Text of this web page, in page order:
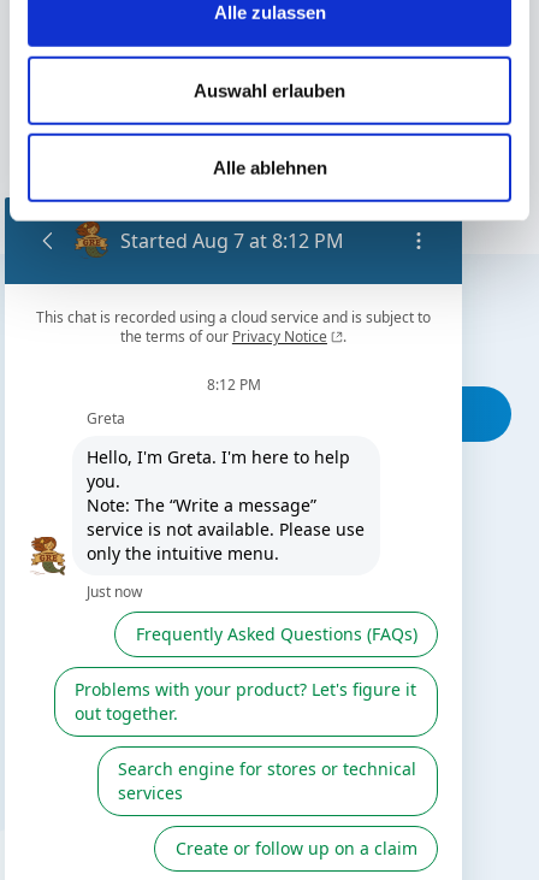
Alle zulassen
Auswahl erlauben
Alle ablehnen
Sommerabdeckplanen für
Finden Sie den nächstgelegenen
Vertriebspartner
VIELLEICHT AUCH INTERESSANT
Der Blog von Gre
Reklamationsformular
Gre / Zodiac Katalog
FOLGEN SIE UNS AUF